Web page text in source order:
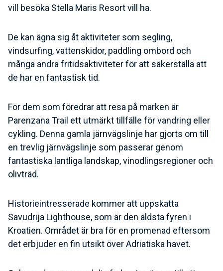
vill besöka Stella Maris Resort vill ha.
De kan ägna sig åt aktiviteter som segling,
vindsurfing, vattenskidor, paddling ombord och
många andra fritidsaktiviteter för att säkerställa att
de har en fantastisk tid.
För dem som föredrar att resa på marken är
Parenzana Trail ett utmärkt tillfälle för vandring eller
cykling. Denna gamla järnvägslinje har gjorts om till
en trevlig järnvägslinje som passerar genom
fantastiska lantliga landskap, vinodlingsregioner och
olivträd.
Historieintresserade kommer att uppskatta
Savudrija Lighthouse, som är den äldsta fyren i
Kroatien. Området är bra för en promenad eftersom
det erbjuder en fin utsikt över Adriatiska havet.